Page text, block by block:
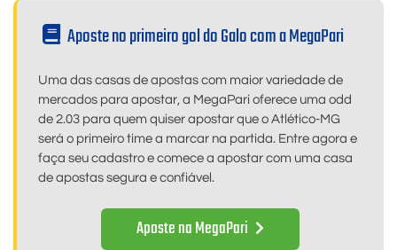
Aposte no primeiro gol do Galo com a MegaPari
Uma das casas de apostas com maior variedade de
mercados para apostar, a MegaPari oferece uma odd
de 2.03 para quem quiser apostar que o Atlético-MG
será o primeiro time a marcar na partida. Entre agora e
faça seu cadastro e comece a apostar com uma casa
de apostas segura e confiável.
Aposte na MegaPari